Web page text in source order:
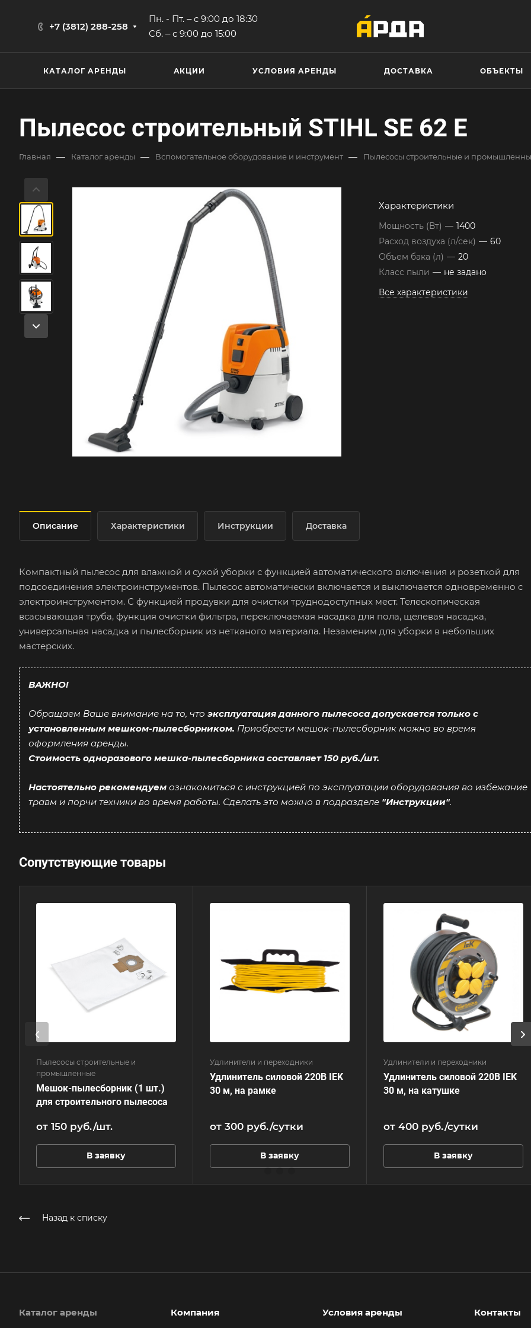
+7 (3812) 288-258
Пн. - Пт. ‒ с 9:00 до 18:30
Сб. ‒ с 9:00 до 15:00
КАТАЛОГ АРЕНДЫ АКЦИИ УСЛОВИЯ АРЕНДЫ ДОСТАВКА ОБЪЕКТЫ
Пылесос строительный STIHL SE 62 E
Главная — Каталог аренды — Вспомогательное оборудование и инструмент — Пылесосы строительные и
Характеристики
Мощность (Вт) — 1400
Расход воздуха (л/сек) — 60
Объем бака (л) — 20
Класс пыли — не задано
Все характеристики
Описание Характеристики Инструкции Доставка
Компактный пылесос для влажной и сухой уборки с функцией автоматического включения и розеткой для
подсоединения электроинструментов. Пылесос автоматически включается и выключается одновременно с
электроинструментом. С функцией продувки для очистки труднодоступных мест. Телескопическая
всасывающая труба, функция очистки фильтра, переключаемая насадка для пола, щелевая насадка,
универсальная насадка и пылесборник из нетканого материала. Незаменим для уборки в небольших
мастерских.
ВАЖНО!
Обращаем Ваше внимание на то, что эксплуатация данного пылесоса допускается только с
установленным мешком-пылесборником. Приобрести мешок-пылесборник можно во время
оформления аренды.
Стоимость одноразового мешка-пылесборника составляет 150 руб./шт.
Настоятельно рекомендуем ознакомиться с инструкцией по эксплуатации оборудования во избежание
травм и порчи техники во время работы. Сделать это можно в подразделе "Инструкции".
Сопутствующие товары
Пылесосы строительные и
промышленные
Мешок-пылесборник (1 шт.)
для строительного пылесоса
от 150 руб./шт.
В заявку
Удлинители и переходники
Удлинитель силовой 220В IEK
30 м, на рамке
от 300 руб./сутки
В заявку
Удлинители и переходники
Удлинитель силовой 220В IEK
30 м, на катушке
от 400 руб./сутки
В заявку
Назад к списку
Каталог аренды Компания Условия аренды Контакты